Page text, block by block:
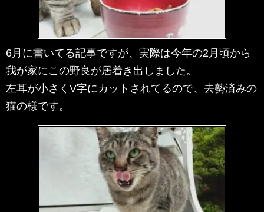
6月に書いてる記事ですが、実際は今年の2月頃から
我が家にこの野良が居着き出しました。
左耳が小さくV字にカットされてるので、去勢済みの
猫の様です。